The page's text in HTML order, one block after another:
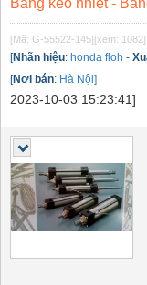
Băng keo nhiệt -
[Mã: G-55522-145] [xem: 1082]
[Nhãn hiệu: honda floh -
[Nơi bán: Hà Nội]
2023-10-03 15:23:41]